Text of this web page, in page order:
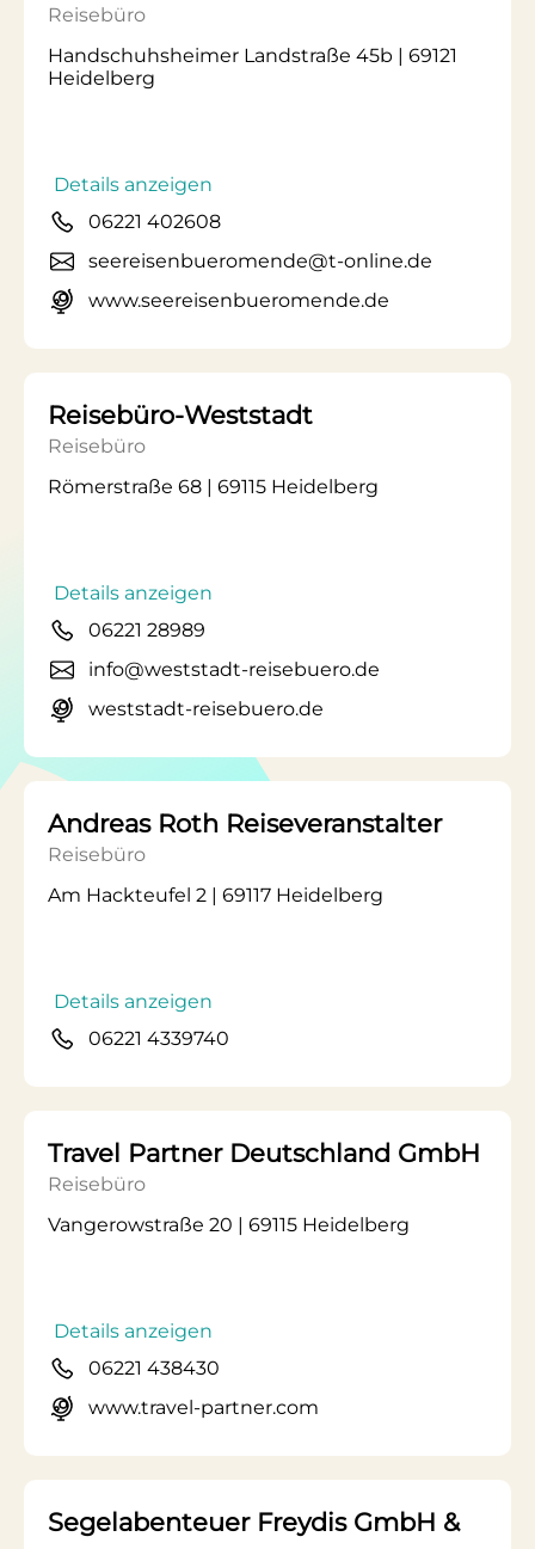
Reisebüro
Handschuhsheimer Landstraße 45b | 69121
Heidelberg
Details anzeigen
06221 402608
seereisenbueromende@t-online.de
www.seereisenbueromende.de
Reisebüro-Weststadt
Reisebüro
Römerstraße 68 | 69115 Heidelberg
Details anzeigen
06221 28989
info@weststadt-reisebuero.de
weststadt-reisebuero.de
Andreas Roth Reiseveranstalter
Reisebüro
Am Hackteufel 2 | 69117 Heidelberg
Details anzeigen
06221 4339740
Travel Partner Deutschland GmbH
Reisebüro
Vangerowstraße 20 | 69115 Heidelberg
Details anzeigen
06221 438430
www.travel-partner.com
Segelabenteuer Freydis GmbH &